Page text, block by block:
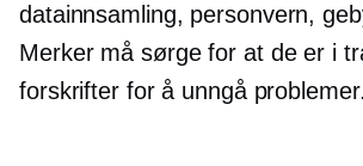
datainnsamling, personvern,
Merker må sørge for at de er i
forskrifter for å unngå problemer.